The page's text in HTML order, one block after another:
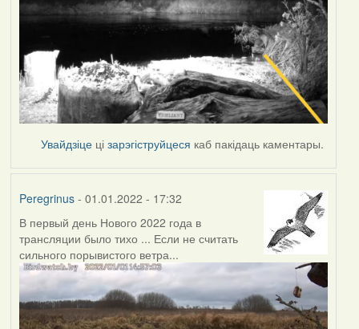
Увайдзіце цізарэгіструйцеся каб пакідаць каментары.
Peregrinus- 01.01.2022 - 17:32
В первый день Нового 2022 года в
трансляции было тихо ... Если не считать
сильного порывистого ветра...